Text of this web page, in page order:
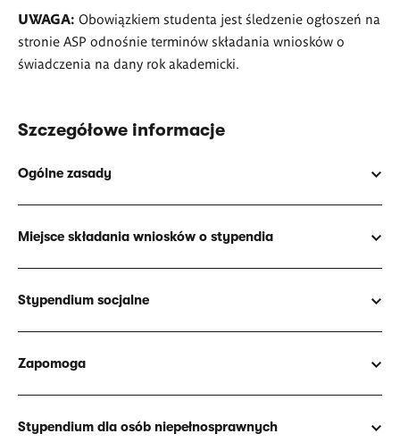
UWAGA: Obowiązkiem studenta jest śledzenie ogłoszeń na
stronie ASP odnośnie terminów składania wniosków o
świadczenia na dany rok akademicki.
Szczegółowe informacje
Ogólne zasady
Miejsce składania wniosków o stypendia
Stypendium socjalne
Zapomoga
Stypendium dla osób niepełnosprawnych